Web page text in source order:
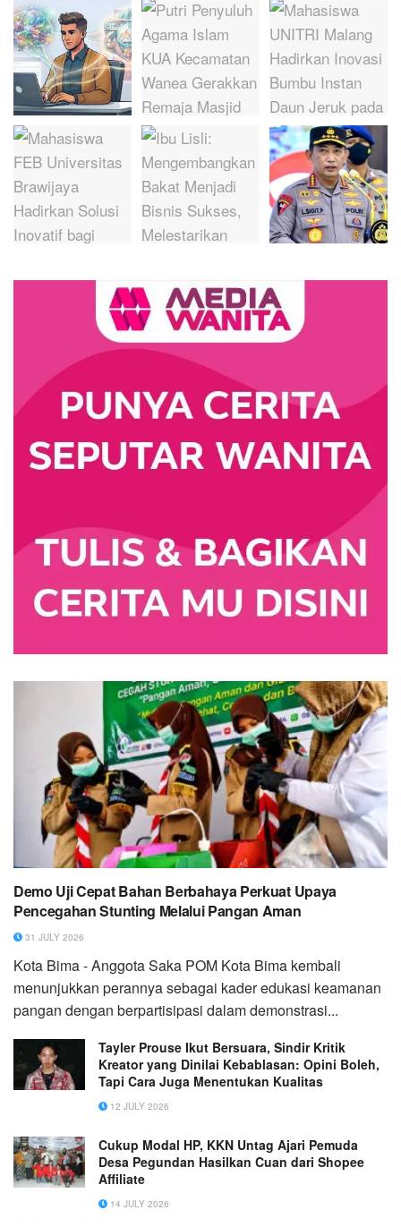
Demo Uji Cepat Bahan Berbahaya Perkuat Upaya
Pencegahan Stunting Melalui Pangan Aman
31 JULY 2026
Kota Bima - Anggota Saka POM Kota Bima kembali
menunjukkan perannya sebagai kader edukasi keamanan
pangan dengan berpartisipasi dalam demonstrasi...
Tayler Prouse Ikut Bersuara, Sindir Kritik
Kreator yang Dinilai Kebablasan: Opini Boleh,
Tapi Cara Juga Menentukan Kualitas
12 JULY 2026
Cukup Modal HP, KKN Untag Ajari Pemuda
Desa Pegundan Hasilkan Cuan dari Shopee
Affiliate
14 JULY 2026